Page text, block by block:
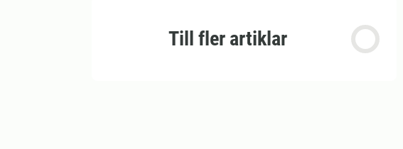
Till fler artiklar